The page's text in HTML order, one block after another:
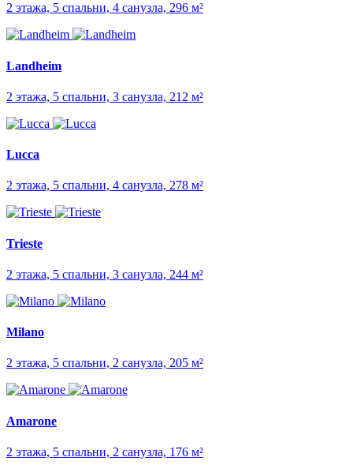
2 этажа, 5 спальни, 4 санузла, 296 м²
Landheim
2 этажа, 5 спальни, 3 санузла, 212 м²
Lucca
2 этажа, 5 спальни, 4 санузла, 278 м²
Trieste
2 этажа, 5 спальни, 3 санузла, 244 м²
Milano
2 этажа, 5 спальни, 2 санузла, 205 м²
Amarone
2 этажа, 5 спальни, 2 санузла, 176 м²